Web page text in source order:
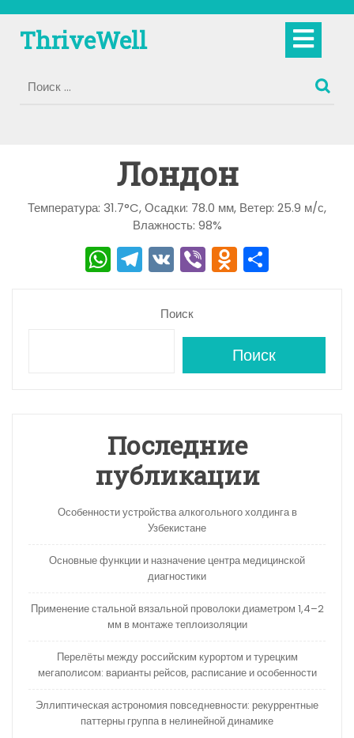
содержимому
ThriveWell
Лондон
Температура: 31.7°C, Осадки: 78.0 мм, Ветер: 25.9 м/с,
Влажность: 98%
W
h
T
el
e
V
K
Vi
b
O
d
o
kl
a
s
ni
ki
а
в
и
Поиск
Поиск
Последние
публикации
Особенности устройства алкогольного холдинга в
Узбекистане
Основные функции и назначение центра медицинской
диагностики
Применение стальной вязальной проволоки диаметром 1,4–2
мм в монтаже теплоизоляции
Перелёты между российским курортом и турецким
мегаполисом: варианты рейсов, расписание и особенности
Эллиптическая астрономия повседневности: рекуррентные
паттерны группа в нелинейной динамике